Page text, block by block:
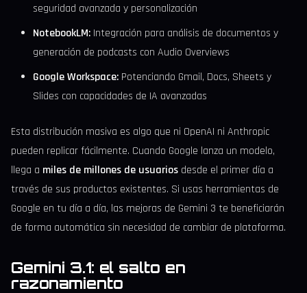
seguridad avanzada y personalización
NotebookLM: Integración para análisis de documentos y
generación de podcasts con Audio Overviews
Google Workspace: Potenciando Gmail, Docs, Sheets y
Slides con capacidades de IA avanzadas
Esta distribución masiva es algo que ni OpenAI ni Anthropic
pueden replicar fácilmente. Cuando Google lanza un modelo,
llega a miles de millones de usuarios desde el primer día a
través de sus productos existentes. Si usas herramientas de
Google en tu día a día, las mejoras de Gemini 3 te beneficiarán
de forma automática sin necesidad de cambiar de plataforma.
Gemini 3.1: el salto en
razonamiento